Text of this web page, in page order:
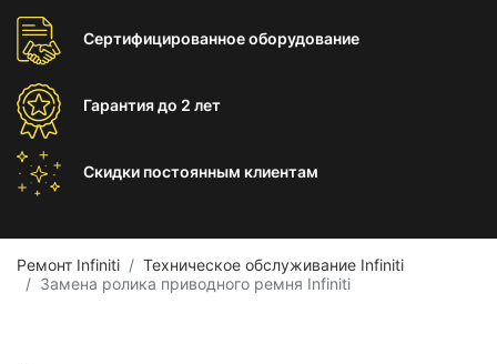
Сертифицированноеоборудование
Гарантиядо 2 лет
Скидки постоянным клиентам
Ремонт Infiniti
Техническое обслуживание Infiniti
Замена ролика приводного ремня Infiniti